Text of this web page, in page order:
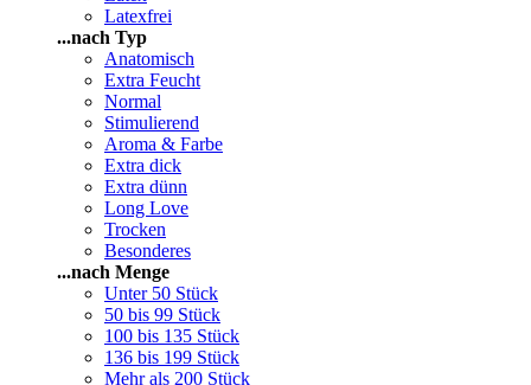
Latexfrei
...nach Typ
Anatomisch
Extra Feucht
Normal
Stimulierend
Aroma & Farbe
Extra dick
Extra dünn
Long Love
Trocken
Besonderes
...nach Menge
Unter 50 Stück
50 bis 99 Stück
100 bis 135 Stück
136 bis 199 Stück
Mehr als 200 Stück